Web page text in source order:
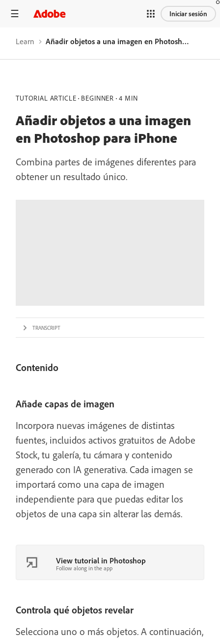
Iniciar sesión
Learn Añadir objetos a una imagen en Photoshop para iPhone
TUTORIAL ARTICLE BEGINNER 4 MIN
Añadir objetos a una imagen
en Photoshop para iPhone
Combina partes de imágenes diferentes para
obtener un resultado único.
TRANSCRIPT
Contenido
Añade capas de imagen
Incorpora nuevas imágenes de distintas
fuentes, incluidos activos gratuitos de Adobe
Stock, tu galería, tu cámara y contenido
generado con IA generativa. Cada imagen se
importará como una capa de imagen
independiente para que puedas editar los
objetos de una capa sin alterar las demás.
View tutorial in Photoshop
Follow along in the app
Controla qué objetos revelar
Selecciona uno o más objetos. A continuación,